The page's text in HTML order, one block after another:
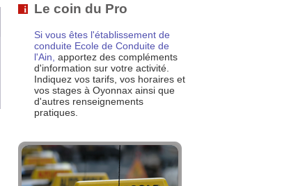
Le coin du Pro
Si vous êtes l'établissement de
conduite Ecole de Conduite de
l'Ain, apportez des compléments
d'information sur votre activité.
Indiquez vos tarifs, vos horaires et
vos stages à Oyonnax ainsi que
d'autres renseignements
pratiques.